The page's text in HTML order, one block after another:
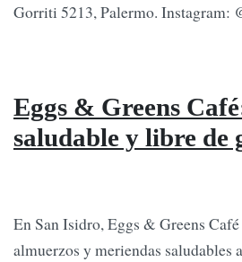
Gorriti 5213, Palermo. Instagram:
Eggs & Greens
saludable y libre de
En San Isidro, Eggs & Greens
almuerzos y meriendas saludables